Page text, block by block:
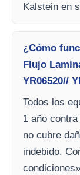
Kalstein en
¿Cómo
Flujo
YR06520//
Todos los
1 año
no cubre
indebido.